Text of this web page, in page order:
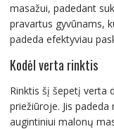
masažui, padedant
pravartus gyvūnams,
padeda efektyviau
Kodėl verta rinktis
Rinktis šį šepetį verta
priežiūroje. Jis
augintiniui malonų